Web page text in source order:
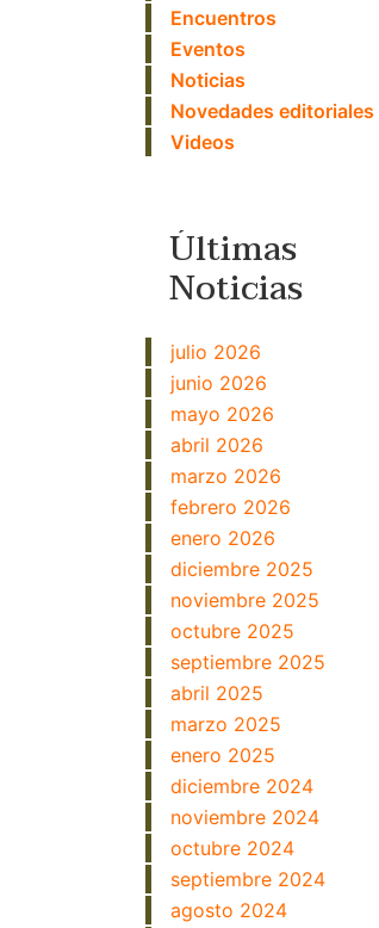
Encuentros
Eventos
Noticias
Novedades editoriales
Videos
Últimas
Noticias
julio 2026
junio 2026
mayo 2026
abril 2026
marzo 2026
febrero 2026
enero 2026
diciembre 2025
noviembre 2025
octubre 2025
septiembre 2025
abril 2025
marzo 2025
enero 2025
diciembre 2024
noviembre 2024
octubre 2024
septiembre 2024
agosto 2024